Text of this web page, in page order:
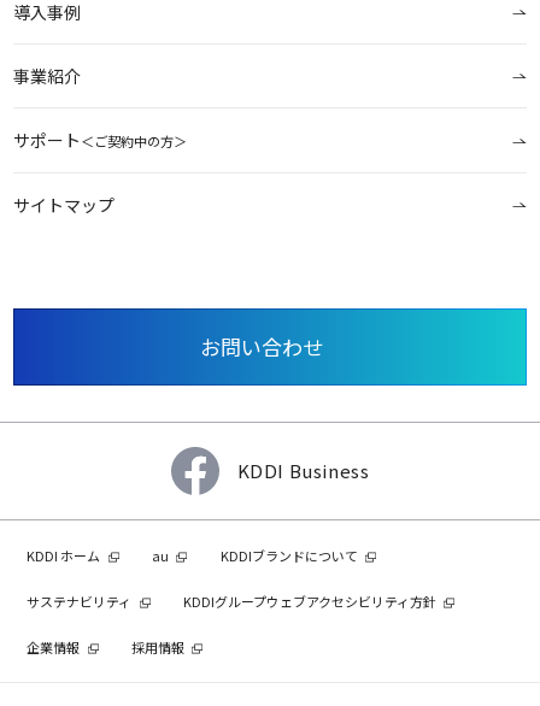
導入事例
事業紹介
サポート＜ご契約中の方＞
サイトマップ
お問い合わせ
KDDI Business
KDDI ホーム au KDDIブランドについて
サステナビリティ KDDIグループウェブアクセシビリティ方針
企業情報 採用情報